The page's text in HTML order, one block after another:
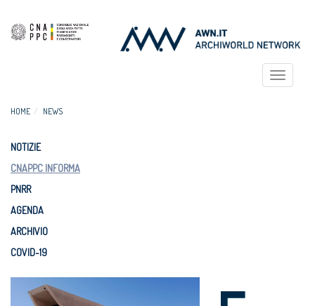
Toggle
HOME NEWS
NOTIZIE
CNAPPC INFORMA
PNRR
AGENDA
ARCHIVIO
COVID-19